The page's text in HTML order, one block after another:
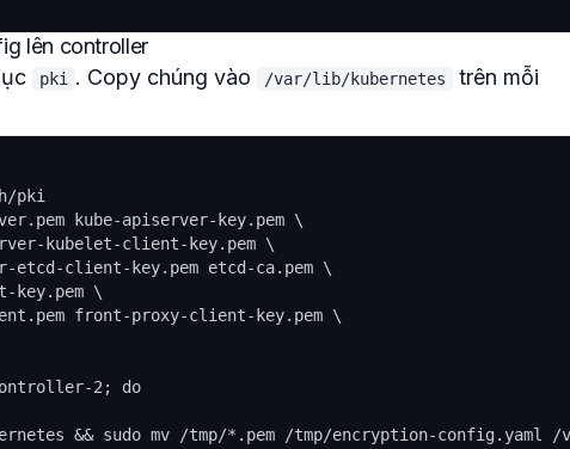
lên controller
pki . Copy chúng vào /var/lib/kubernetes
trên mỗi
pki
kube-apiserver-key.pem \
kubelet-client-key.pem \
etcd-client-key.pem etcd-ca.pem \
key.pem \
front-proxy-client-key.pem \
2; do
&& sudo mv /tmp/*.pem /tmp/encryption-config.yaml /